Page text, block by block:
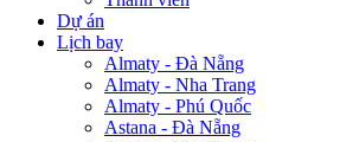
Dự án
Lịch bay
Almaty - Đà Nẵng
Almaty - Nha Trang
Almaty - Phú Quốc
Astana - Đà Nẵng